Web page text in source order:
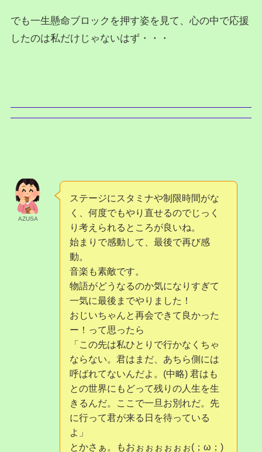
でも一生懸命ブロックを押す姿を見て、心の中で応援
したのは私だけじゃないはず・・・
AZUSA
ステージにスタミナや制限時間がな
く、何度でもやり直せるのでじっく
り考えられるところが良いね。
始まりで感動して、最後で再び感
動。
音楽も素敵です。
物語がどうなるのか気になりすぎて
一気に最後までやりました！
おじいちゃんと再会できて良かった
ー！って思ったら
「この先は私ひとりで行かなくちゃ
ならない。君はまだ、あちら側には
呼ばれてないんだよ。(中略) 君はも
との世界にもどって残りの人生を生
きるんだ。ここで一旦お別れだ。先
に行って君が来る日を待っている
よ」
とかさぁ。もおぉぉぉぉぉぉ(；ω；)